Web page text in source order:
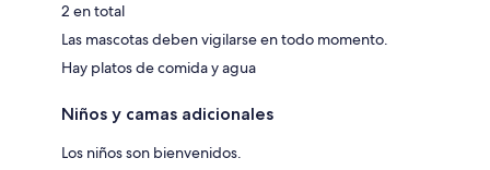
2 en total
Las mascotas deben vigilarse en todo momento.
Hay platos de comida y agua
Niños y camas adicionales
Los niños son bienvenidos.